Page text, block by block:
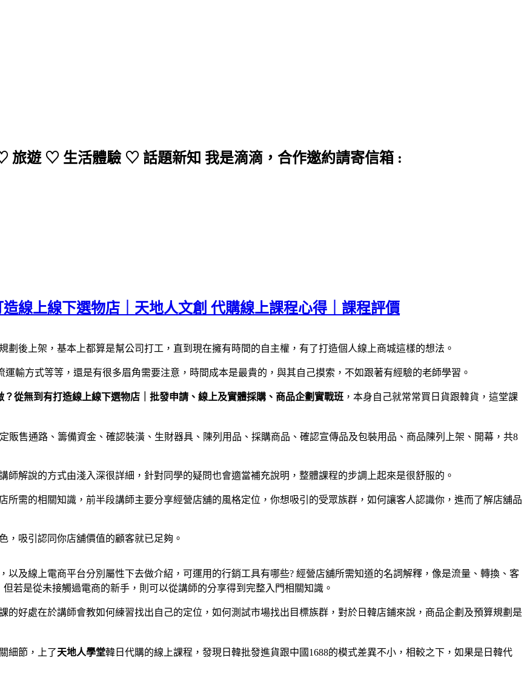
遊 ♡ 生活體驗 ♡ 話題新知 我是滴滴，合作邀約請寄信箱 :
線上線下選物店｜天地人文創 代購線上課程心得｜課程評價
後上架，基本上都算是幫公司打工，直到現在擁有時間的自主權，有了打造個人線上商城這樣的想法。
輸方式等等，還是有很多眉角需要注意，時間成本是最貴的，與其自己摸索，不如跟著有經驗的老師學習。
？從無到有打造線上線下選物店｜批發申請、線上及實體採購、商品企劃實戰班 ，本身自己就常常買日貨跟韓貨，這堂課
販售通路、籌備資金、確認裝潢、生財器具、陳列用品、採購商品、確認宣傳品及包裝用品、商品陳列上架、開幕，共8
解說的方式由淺入深很詳細，針對同學的疑問也會適當補充說明，整體課程的步調上起來是很舒服的。
需的相關知識，前半段講師主要分享經營店舖的風格定位，你想吸引的受眾族群，如何讓客人認識你，進而了解店舖品
，吸引認同你店舖價值的顧客就已足夠。
以及線上電商平台分別屬性下去做介紹，可運用的行銷工具有哪些? 經營店舖所需知道的名詞解釋，像是流量、轉換、客
若是從未接觸過電商的新手，則可以從講師的分享得到完整入門相關知識。
好處在於講師會教如何練習找出自己的定位，如何測試市場找出目標族群，對於日韓店鋪來說，商品企劃及預算規劃是
細節，上了天地人學堂韓日代購的線上課程，發現日韓批發進貨跟中國1688的模式差異不小，相較之下，如果是日韓代